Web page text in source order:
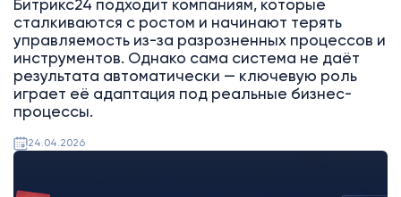
Битрикс24 подходит компаниям, которые
сталкиваются с ростом и начинают терять
управляемость из-за разрозненных процессов и
инструментов. Однако сама система не даёт
результата автоматически — ключевую роль
играет её адаптация под реальные бизнес-
процессы.
24.04.2026
Битрикс24